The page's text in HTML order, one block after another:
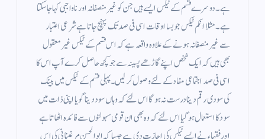
ہے ۔ دوسرے قسم کے ٹیکس ایسے ہیں جن کو غیر منصفانہ اور ناواجبی کہا جاسکتا
ہے ۔ مثلا انکم ٹیکس جو بسا اوقات اسی فی صد تک پہنچ جاتا ہے شرعی اعتبار
سے غیر منصفانہ ہونے کے علاوہ واقعہ ہے کہ اس قسم کے ٹیکس غیر معقول
بھی ہیں کہ ایک شخص اپنے گاڑھے پسینہ سے جو کچھ حاصل کرے آپ اس کا
اسی فی صد اجتماعی مفاد کے لئے وصول کر لیں۔ پہلی قسم کے ٹیکس میں بینک
کی سودی رقم دینا درست نہ ہو گا اس لئے کہ وہاں سود دینا گویا اپنی ذات میں
سود کا استعمال ہوگیا اس لئے کہ وہ بھی ان قومی سہولتوں سے فائدہ اٹھاتا ہے